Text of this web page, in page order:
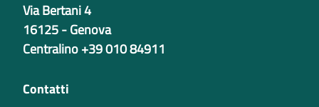
Via Bertani 4
16125 - Genova
Centralino +39 010 84911
Contatti